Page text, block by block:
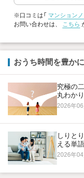
※口コミは「 マンションノ
お問い合わせは、
こちら
おうち時間を豊か
究極の
丸わか
2026年
しりと
える単
2026年04